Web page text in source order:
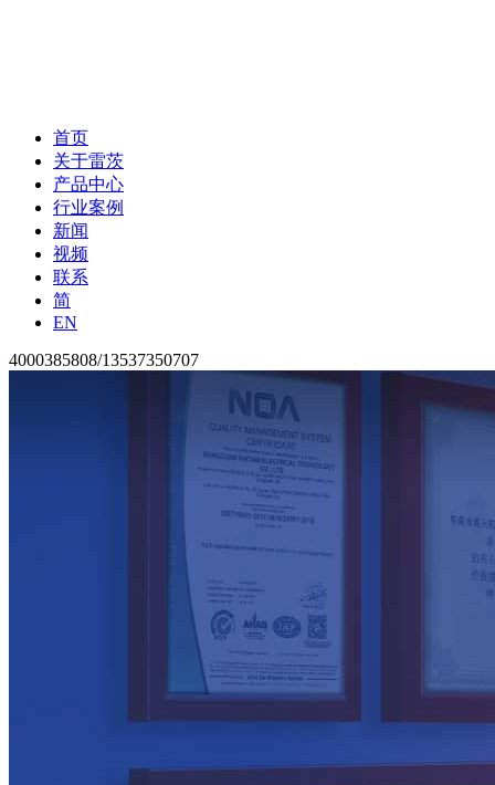
首页
关于雷茨
产品中心
行业案例
新闻
视频
联系
简
EN
4000385808/13537350707